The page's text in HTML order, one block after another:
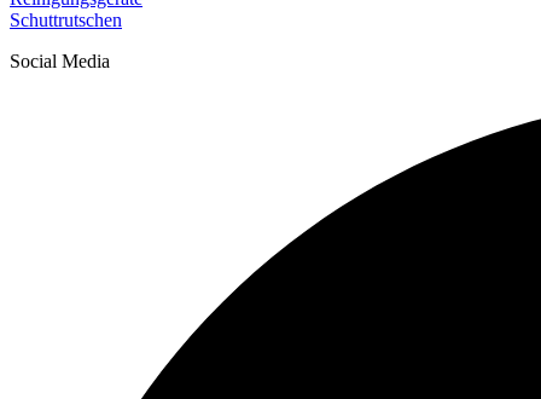
Schuttrutschen
Social Media